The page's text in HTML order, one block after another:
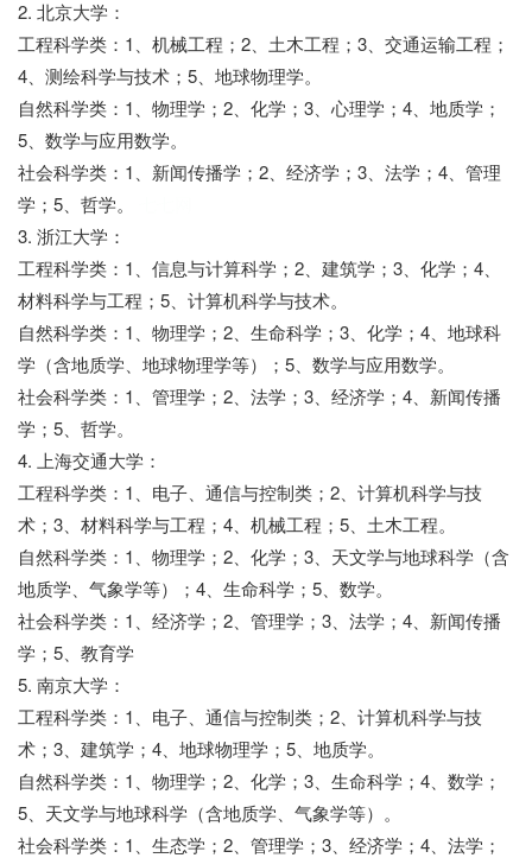
2. 北京大学：
工程科学类：1、机械工程；2、土木工程；3、交通运输工程；
4、测绘科学与技术；5、地球物理学。
自然科学类：1、物理学；2、化学；3、心理学；4、地质学；
5、数学与应用数学。
社会科学类：1、新闻传播学；2、经济学；3、法学；4、管理
学；5、哲学。
3. 浙江大学：
工程科学类：1、信息与计算科学；2、建筑学；3、化学；4、
材料科学与工程；5、计算机科学与技术。
自然科学类：1、物理学；2、生命科学；3、化学；4、地球科
学（含地质学、地球物理学等）；5、数学与应用数学。
社会科学类：1、管理学；2、法学；3、经济学；4、新闻传播
学；5、哲学。
4. 上海交通大学：
工程科学类：1、电子、通信与控制类；2、计算机科学与技
术；3、材料科学与工程；4、机械工程；5、土木工程。
自然科学类：1、物理学；2、化学；3、天文学与地球科学（含
地质学、气象学等）；4、生命科学；5、数学。
社会科学类：1、经济学；2、管理学；3、法学；4、新闻传播
学；5、教育学
5. 南京大学：
工程科学类：1、电子、通信与控制类；2、计算机科学与技
术；3、建筑学；4、地球物理学；5、地质学。
自然科学类：1、物理学；2、化学；3、生命科学；4、数学；
5、天文学与地球科学（含地质学、气象学等）。
社会科学类：1、生态学；2、管理学；3、经济学；4、法学；